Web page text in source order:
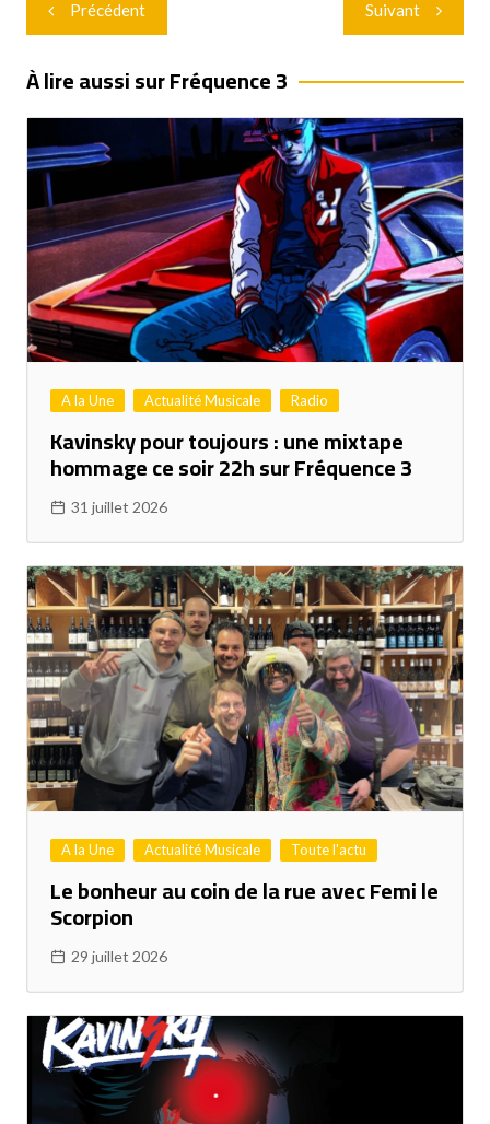
de
l’article
Précédent Suivant
À lire aussi sur Fréquence 3
A la Une Actualité Musicale Radio
Kavinsky pour toujours : une mixtape
hommage ce soir 22h sur Fréquence 3
31 juillet 2026
A la Une Actualité Musicale Toute l'actu
Le bonheur au coin de la rue avec Femi le
Scorpion
29 juillet 2026